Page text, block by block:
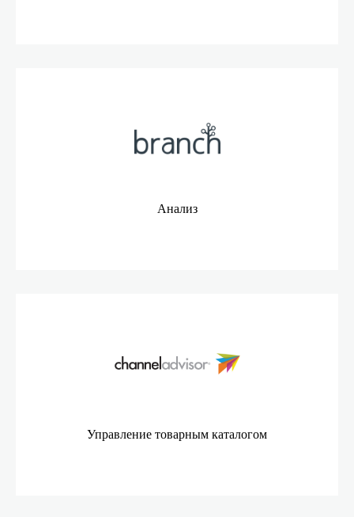
Анализ
Управление товарным каталогом